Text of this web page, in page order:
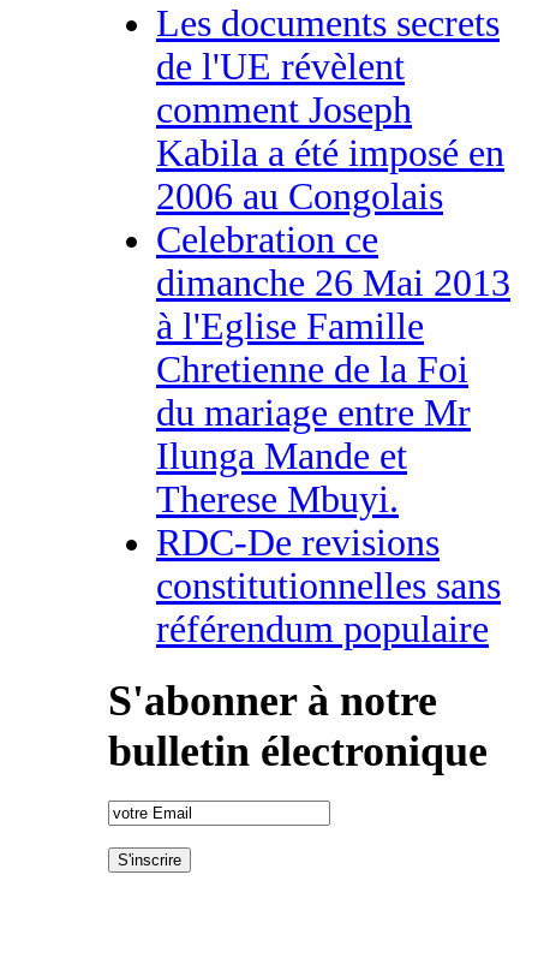
Les documents secrets
de l'UE révèlent
comment Joseph
Kabila a été imposé en
2006 au Congolais
Celebration ce
dimanche 26 Mai 2013
à l'Eglise Famille
Chretienne de la Foi
du mariage entre Mr
Ilunga Mande et
Therese Mbuyi.
RDC-De revisions
constitutionnelles sans
référendum populaire
S'abonner à notre
bulletin électronique